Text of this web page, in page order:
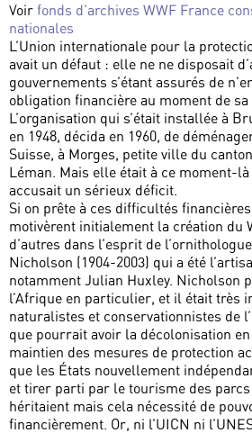
Voir fonds d’archives WWF France
nationales
L’Union internationale pour la
avait un défaut : elle ne ne disposait
gouvernements s’étant assurés de
obligation financière au moment de
L’organisation qui s’était installée à
en 1948, décida en 1960, de
Suisse, à Morges, petite ville du
Léman. Mais elle était à ce moment-
accusait un sérieux déficit.
Si on prête à ces difficultés
motivèrent initialement la création du
d’autres dans l’esprit de
Nicholson (1904-2003) qui a été
notamment Julian Huxley. Nicholson
l’Afrique en particulier, et il était très
naturalistes et conservationnistes de
que pourrait avoir la décolonisation
maintien des mesures de protection
que les États nouvellement
et tirer parti par le tourisme des
héritaient mais cela nécessité de
financièrement. Or, ni l’UICN ni